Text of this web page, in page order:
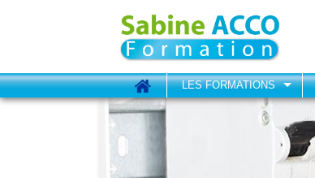
LES FORMATIONS